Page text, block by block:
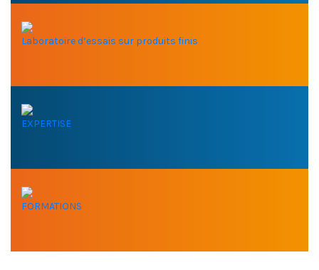
Laboratoire d’essais sur produits finis
EXPERTISE
FORMATIONS